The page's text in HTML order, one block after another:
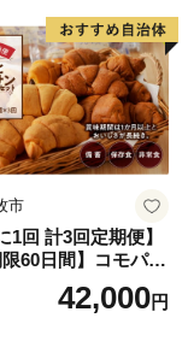
市
1回 計3回定期便】
限60日間】コモパ
とクロワッサンセ
90個）／災害用備蓄
42,000円